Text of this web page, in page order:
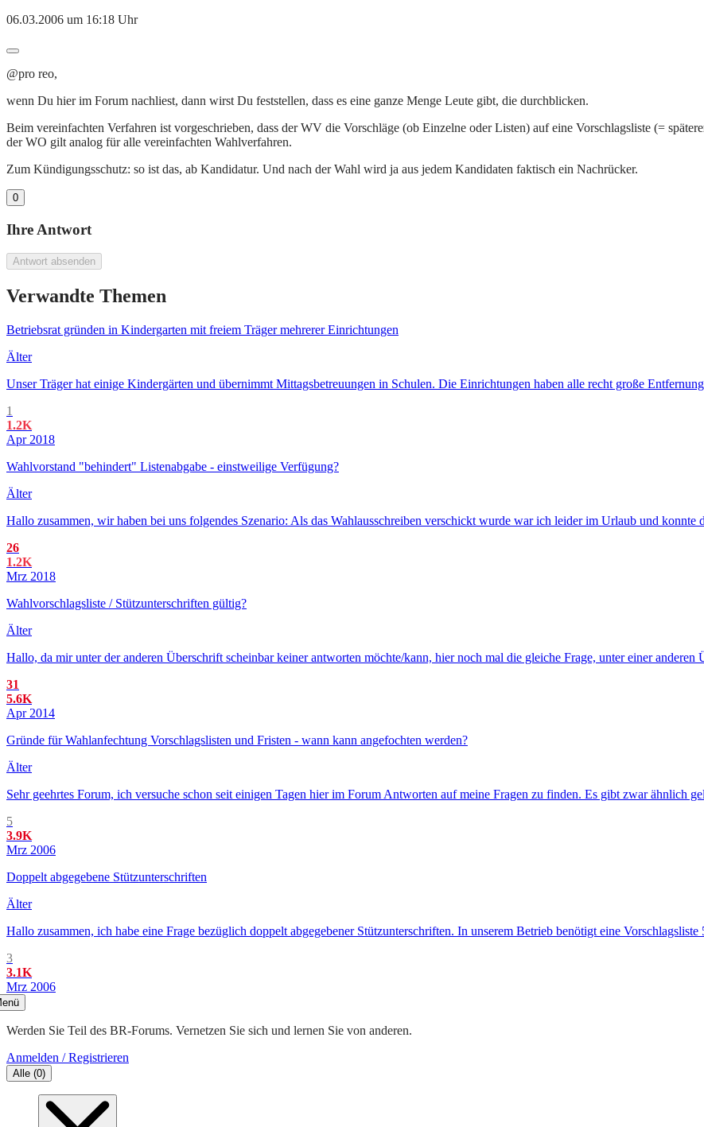
06.03.2006 um 16:18 Uhr
@pro reo,
wenn Du hier im Forum nachliest, dann wirst Du feststellen, dass es eine ganze Menge Leute gibt, die durchblicken.
Beim vereinfachten Verfahren ist vorgeschrieben, dass der WV die Vorschläge (ob Einzelne oder Listen) auf eine Vorschlagsliste (=
der WO gilt analog für alle vereinfachten Wahlverfahren.
Zum Kündigungsschutz: so ist das, ab Kandidatur. Und nach der Wahl wird ja aus jedem Kandidaten faktisch ein Nachrücker.
0
Ihre Antwort
Antwort absenden
Verwandte Themen
Betriebsrat gründen in Kindergarten mit freiem Träger mehrerer Einrichtungen
Älter
Unser Träger hat einige Kindergärten und übernimmt Mittagsbetreuungen in Schulen. Die Einrichtungen haben alle recht große
1
1.2K
Apr 2018
Wahlvorstand "behindert" Listenabgabe - einstweilige Verfügung?
Älter
Hallo zusammen, wir haben bei uns folgendes Szenario: Als das Wahlausschreiben verschickt wurde war ich leider im Urlaub und konnte
26
1.2K
Mrz 2018
Wahlvorschlagsliste / Stützunterschriften gültig?
Älter
Hallo, da mir unter der anderen Überschrift scheinbar keiner antworten möchte/kann, hier noch mal die gleiche Frage, unter einer
31
5.6K
Apr 2014
Gründe für Wahlanfechtung Vorschlagslisten und Fristen - wann kann angefochten werden?
Älter
Sehr geehrtes Forum, ich versuche schon seit einigen Tagen hier im Forum Antworten auf meine Fragen zu finden. Es gibt zwar ähnlich
5
3.9K
Mrz 2006
Doppelt abgegebene Stützunterschriften
Älter
Hallo zusammen, ich habe eine Frage bezüglich doppelt abgegebener Stützunterschriften. In unserem Betrieb benötigt eine
3
3.1K
Mrz 2006
Werden Sie Teil des BR-Forums. Vernetzen Sie sich und lernen Sie von anderen.
Anmelden / Registrieren
Alle (0)